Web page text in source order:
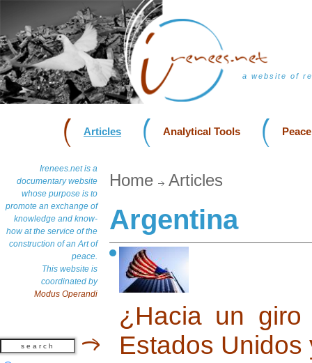
a website of
Articles Analytical Tools
Irenees.net is a
documentary website
whose purpose is to
promote an exchange of
knowledge and know-
how at the service of the
construction of an Art of
peace.
This website is
coordinated by
Modus Operandi
Home Articles
Argentina
¿Hacia un giro
Estados Unidos